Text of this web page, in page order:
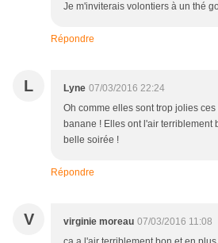
Je m'inviterais volontiers à un thé
Répondre
L Lyne 07/03/2016 22:24
Oh comme elles sont trop jolies
banane ! Elles ont l'air terriblement
belle soirée !
Répondre
V virginie moreau 07/03/2016 11:08